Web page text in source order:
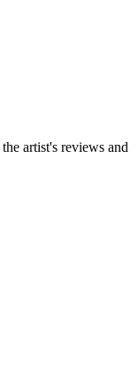
artist's reviews and